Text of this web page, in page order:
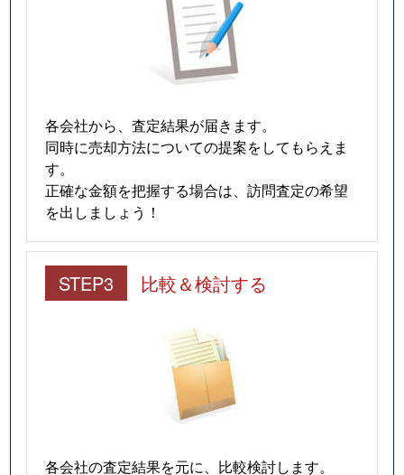
各会社から、査定結果が届きます。
同時に売却方法についての提案をしてもらえま
す。
正確な金額を把握する場合は、訪問査定の希望
を出しましょう！
STEP3 比較＆検討する
各会社の査定結果を元に、比較検討します。